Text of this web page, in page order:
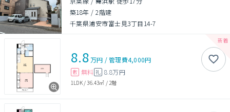
築18年 /2階建
千葉県浦安市富士見3丁目14-7
8.8万円 /管理費4,000円
敷 無料 礼 8.8万円
1LDK/36.43㎡ / 2階